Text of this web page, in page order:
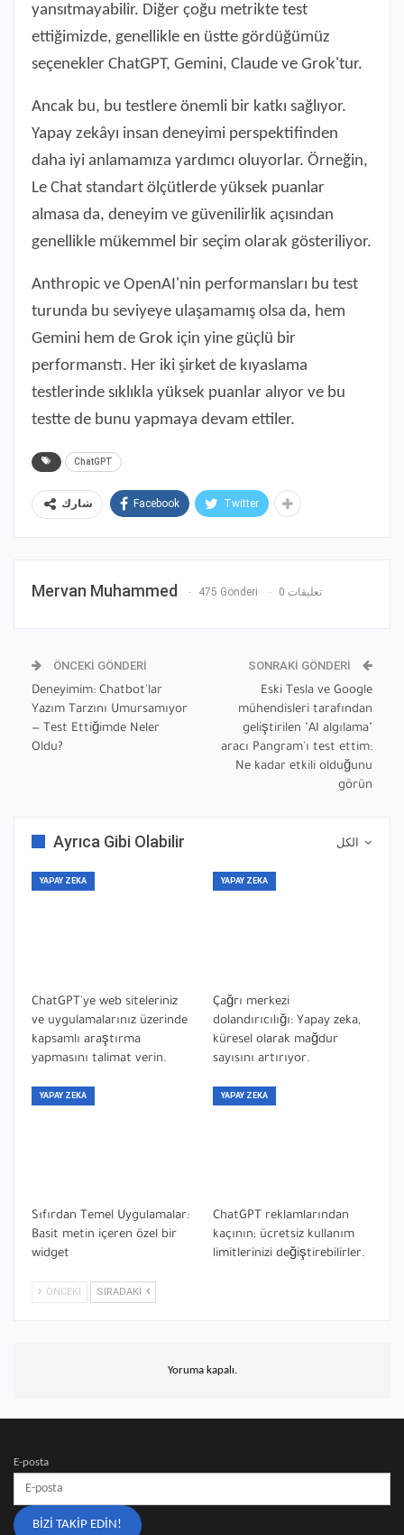
yansıtmayabilir. Diğer çoğu metrikte test
ettiğimizde, genellikle en üstte gördüğümüz
seçenekler ChatGPT, Gemini, Claude ve Grok'tur.
Ancak bu, bu testlere önemli bir katkı sağlıyor.
Yapay zekâyı insan deneyimi perspektifinden
daha iyi anlamamıza yardımcı oluyorlar. Örneğin,
Le Chat standart ölçütlerde yüksek puanlar
almasa da, deneyim ve güvenilirlik açısından
genellikle mükemmel bir seçim olarak gösteriliyor.
Anthropic ve OpenAI'nin performansları bu test
turunda bu seviyeye ulaşamamış olsa da, hem
Gemini hem de Grok için yine güçlü bir
performanstı. Her iki şirket de kıyaslama
testlerinde sıklıkla yüksek puanlar alıyor ve bu
testte de bunu yapmaya devam ettiler.
ChatGPT
شارك Facebook Twitter
Mervan Muhammed 475 Gönderi 0 تعليقات
ÖNCEKI GÖNDERI
Deneyimim: Chatbot'lar
Yazım Tarzını Umursamıyor
— Test Ettiğimde Neler
Oldu?
SONRAKI GÖNDERI
Eski Tesla ve Google
mühendisleri tarafından
geliştirilen "AI algılama"
aracı Pangram'ı test ettim:
Ne kadar etkili olduğunu
görün
Ayrıca Gibi Olabilir
YAPAY ZEKA
ChatGPT'ye web siteleriniz
ve uygulamalarınız üzerinde
kapsamlı araştırma
yapmasını talimat verin.
YAPAY ZEKA
Çağrı merkezi
dolandırıcılığı: Yapay zeka,
küresel olarak mağdur
sayısını artırıyor.
YAPAY ZEKA
Sıfırdan Temel Uygulamalar:
Basit metin içeren özel bir
widget
YAPAY ZEKA
ChatGPT reklamlarından
kaçının; ücretsiz kullanım
limitlerinizi değiştirebilirler.
ÖNCEKI SIRADAKI
Yoruma kapalı.
E-posta
BIZI TAKIP EDIN!